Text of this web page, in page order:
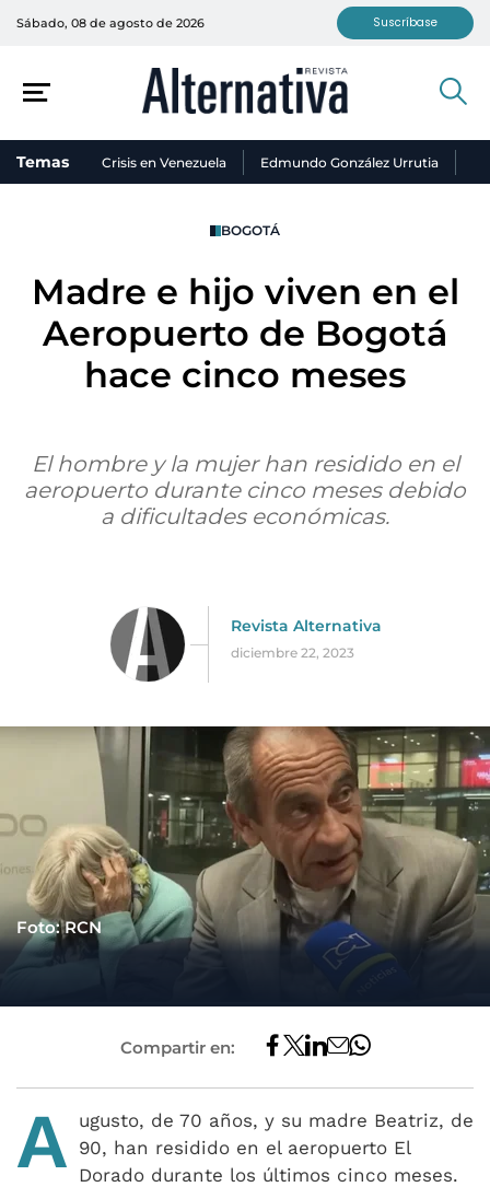
Sábado, 08 de agosto de 2026 Suscríbase
Temas Crisis en Venezuela Edmundo González Urrutia
BOGOTÁ
Madre e hijo viven en el
Aeropuerto de Bogotá
hace cinco meses
El hombre y la mujer han residido en el
aeropuerto durante cinco meses debido
a dificultades económicas.
Revista Alternativa
diciembre 22, 2023
Foto: RCN
Compartir en:
A ugusto, de 70 años, y su madre Beatriz, de
90, han residido en el aeropuerto El
Dorado durante los últimos cinco meses.